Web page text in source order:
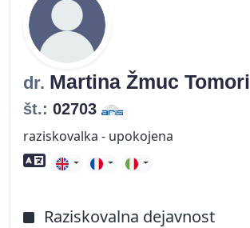
dr. Martina Žmuc Tomori
št.: 02703
raziskovalka - upokojena
Znanje tujih jezikov
Raziskovalna dejavnost